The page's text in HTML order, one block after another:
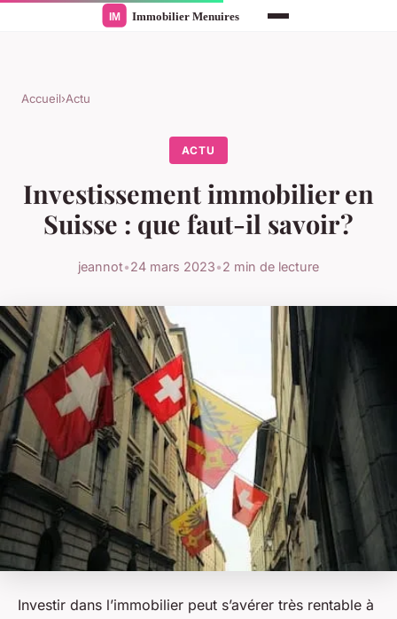
Accueil›Actu
ACTU
Investissement immobilier en
Suisse : que faut-il savoir ?
jeannot•24 mars 2023•2 min de lecture
Investir dans l’immobilier peut s’avérer très rentable à